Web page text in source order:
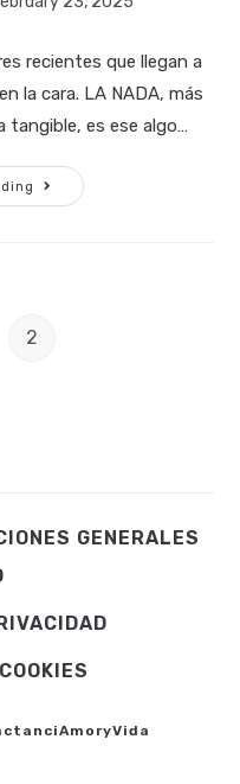
recientes que llegan a
la cara. LA NADA, más
tangible, es ese algo…
LA
NADA
page
2
GENERALES